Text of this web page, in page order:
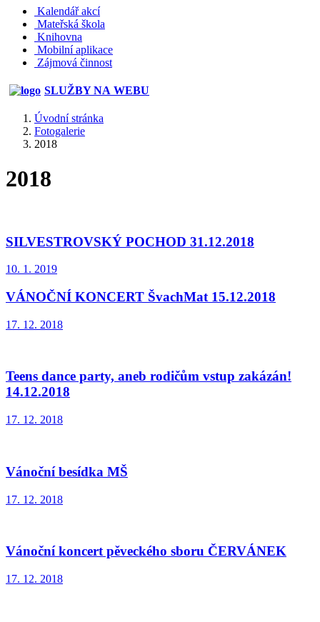
Kalendář akcí
Mateřská škola
Knihovna
Mobilní aplikace
Zájmová činnost
SLUŽBY NA WEBU
Úvodní stránka
Fotogalerie
2018
2018
SILVESTROVSKÝ POCHOD 31.12.2018
10. 1. 2019
VÁNOČNÍ KONCERT ŠvachMat 15.12.2018
17. 12. 2018
Teens dance party, aneb rodičům vstup zakázán!
14.12.2018
17. 12. 2018
Vánoční besídka MŠ
17. 12. 2018
Vánoční koncert pěveckého sboru ČERVÁNEK
17. 12. 2018